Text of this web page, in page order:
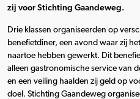
zij voor Stichting Gaandeweg.
Drie klassen organiseerden op
benefietdiner, een avond waar zij
naartoe hebben gewerkt. Dit
alleen gastronomische service van
en een veiling haalden zij geld op
doel. Stichting Gaandeweg